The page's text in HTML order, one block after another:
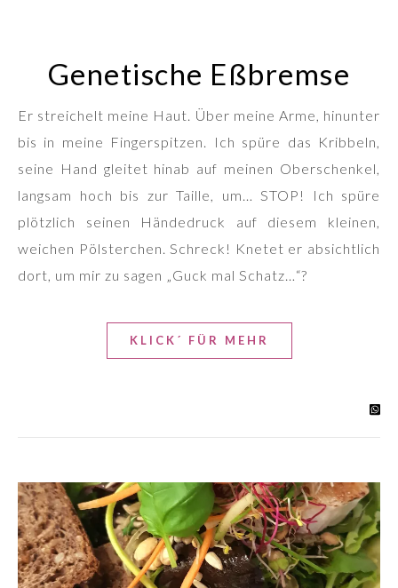
Genetische Eßbremse
Er streichelt meine Haut. Über meine Arme, hinunter
bis in meine Fingerspitzen. Ich spüre das Kribbeln,
seine Hand gleitet hinab auf meinen Oberschenkel,
langsam hoch bis zur Taille, um… STOP! Ich spüre
plötzlich seinen Händedruck auf diesem kleinen,
weichen Pölsterchen. Schreck! Knetet er absichtlich
dort, um mir zu sagen „Guck mal Schatz…“?
KLICK´ FÜR MEHR